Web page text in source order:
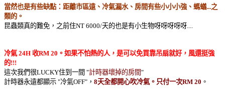
當然也是有些缺點：距離市區遠、冷氣漏水、房間有些小小小強、螞蟻...之
類的。
昆蟲類真的難免，之前住NT 6000/天的也是有小生物呀呀呀呀呀....
冷氣 24H 收RM 20。如果不怕熱的人，是可以免買靠吊扇就好，風還挺強
的!!!
這次我們很LUCKY住到一間 "計時器壞掉的房間"
計時器永遠都顯示 "冷氣OFF"， 8天全都開心吹冷氣。只付一次RM 20 。